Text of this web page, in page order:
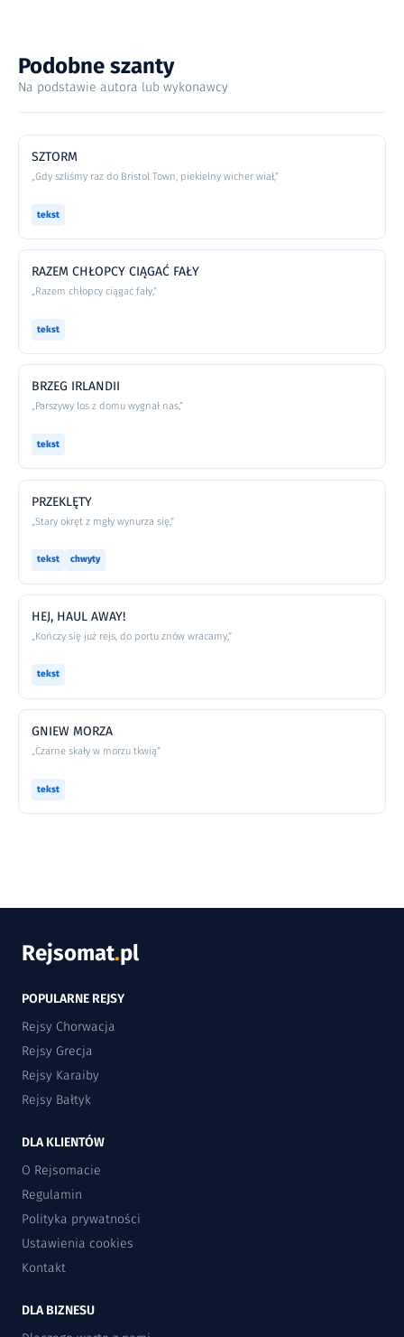
Podobne szanty
Na podstawie autora lub wykonawcy
SZTORM
„Gdy szliśmy raz do Bristol Town, piekielny wicher wiał,”
tekst
RAZEM CHŁOPCY CIĄGAĆ FAŁY
„Razem chłopcy ciągać fały,”
tekst
BRZEG IRLANDII
„Parszywy los z domu wygnał nas,”
tekst
PRZEKLĘTY
„Stary okręt z mgły wynurza się,”
tekst chwyty
HEJ, HAUL AWAY!
„Kończy się już rejs, do portu znów wracamy,”
tekst
GNIEW MORZA
„Czarne skały w morzu tkwią”
tekst
Rejsomat.pl
POPULARNE REJSY
Rejsy Chorwacja
Rejsy Grecja
Rejsy Karaiby
Rejsy Bałtyk
DLA KLIENTÓW
O Rejsomacie
Regulamin
Polityka prywatności
Ustawienia cookies
Kontakt
DLA BIZNESU